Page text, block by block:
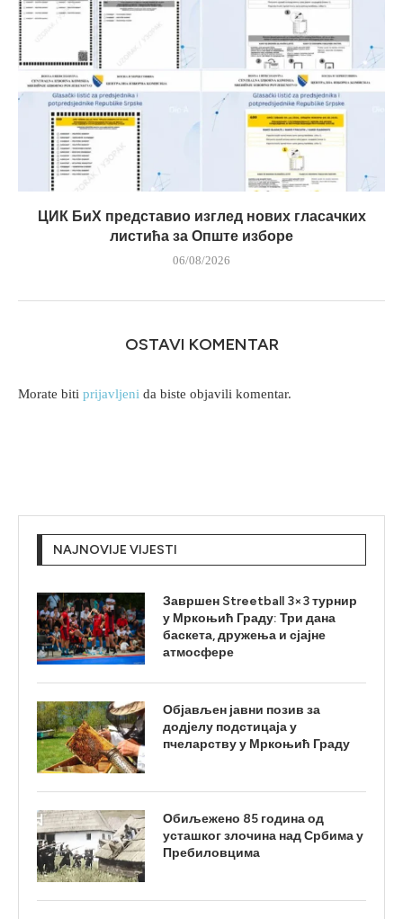
ЦИК БиХ представио изглед нових гласачких
листића за Опште изборе
06/08/2026
OSTAVI KOMENTAR
Morate biti prijavljeni da biste objavili komentar.
NAJNOVIJE VIJESTI
Завршен Streetball 3×3 турнир
у Мркоњић Граду: Три дана
баскета, дружења и сјајне
атмосфере
Објављен јавни позив за
додјелу подстицаја у
пчеларству у Мркоњић Граду
Обиљежено 85 година од
усташког злочина над Србима у
Пребиловцима